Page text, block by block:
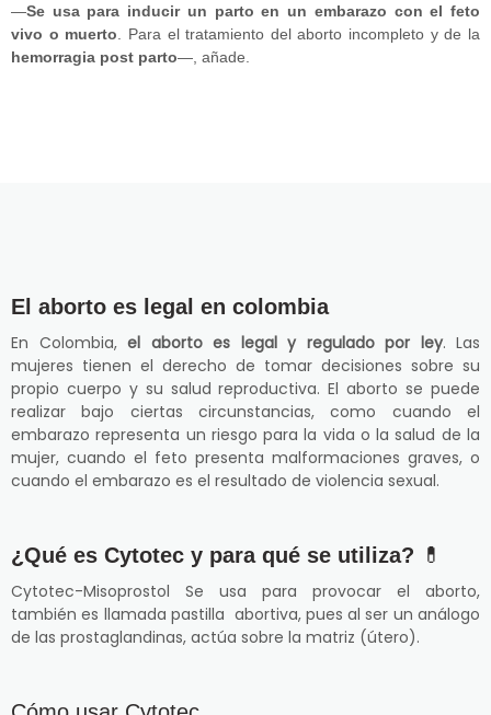
—Se usa para inducir un parto en un embarazo con el feto
vivo o muerto . Para el tratamiento del aborto incompleto y de la
hemorragia post parto—, añade.
El aborto es legal en colombia
En Colombia, el aborto es legal y regulado por ley. Las
mujeres tienen el derecho de tomar decisiones sobre su
propio cuerpo y su salud reproductiva. El aborto se puede
realizar bajo ciertas circunstancias, como cuando el
embarazo representa un riesgo para la vida o la salud de la
mujer, cuando el feto presenta malformaciones graves, o
cuando el embarazo es el resultado de violencia sexual.
¿Qué es Cytotec y para qué se utiliza? 💊
Cytotec-Misoprostol Se usa para provocar el aborto,
también es llamada pastilla abortiva, pues al ser un análogo
de las prostaglandinas, actúa sobre la matriz (útero).